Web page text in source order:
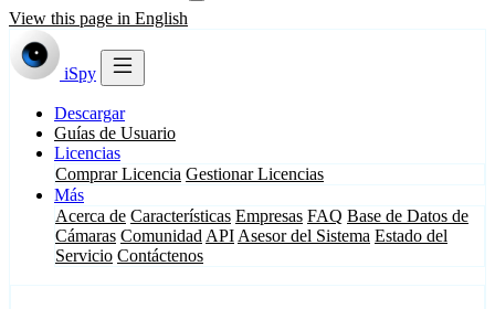
View this page in English
iSpy
Descargar
Guías de Usuario
Licencias
Comprar Licencia Gestionar Licencias
Más
Acerca de Características Empresas FAQ Base de Datos de
Cámaras Comunidad API Asesor del Sistema Estado del
Servicio Contáctenos